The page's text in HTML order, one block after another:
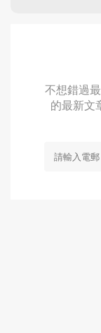
不想錯過
的最新文